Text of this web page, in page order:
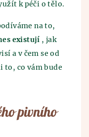
k péči o tělo.
na to,
existují , jak
a v čem se od
to, co vám bude
pivního
kvašení.
tehdejší
se v pivu.
účinky pivních
piva. Mladina se
tanků, kde pivo
Zde už